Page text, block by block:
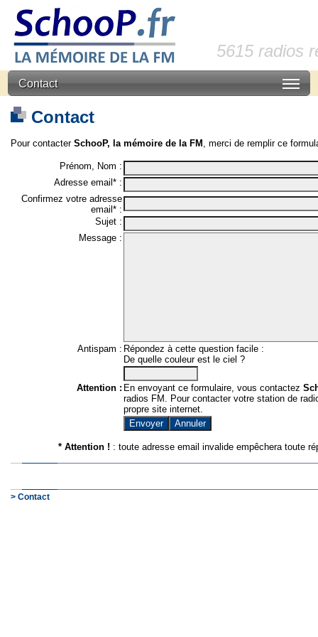
5615 radios
Contact
Contact
Pour contacter SchooP, la mémoire de la FM , merci de remplir ce
Prénom, Nom :
Adresse email* :
Confirmez votre adresse
email* :
Sujet :
Message :
Antispam : Répondez à cette question facile :
De quelle couleur est le ciel ?
Attention : En envoyant ce formulaire, vous contactez
radios FM. Pour contacter votre station de
propre site internet.
* Attention ! : toute adresse email invalide empêchera toute
> Contact